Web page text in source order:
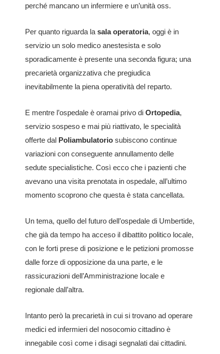
perché mancano un infermiere e un’unità oss.
Per quanto riguarda la sala operatoria, oggi è in
servizio un solo medico anestesista e solo
sporadicamente è presente una seconda figura; una
precarietà organizzativa che pregiudica
inevitabilmente la piena operatività del reparto.
E mentre l’ospedale è oramai privo di Ortopedia,
servizio sospeso e mai più riattivato, le specialità
offerte dal Poliambulatorio subiscono continue
variazioni con conseguente annullamento delle
sedute specialistiche. Così ecco che i pazienti che
avevano una visita prenotata in ospedale, all’ultimo
momento scoprono che questa è stata cancellata.
Un tema, quello del futuro dell’ospedale di Umbertide,
che già da tempo ha acceso il dibattito politico locale,
con le forti prese di posizione e le petizioni promosse
dalle forze di opposizione da una parte, e le
rassicurazioni dell’Amministrazione locale e
regionale dall’altra.
Intanto però la precarietà in cui si trovano ad operare
medici ed infermieri del nosocomio cittadino è
innegabile così come i disagi segnalati dai cittadini.